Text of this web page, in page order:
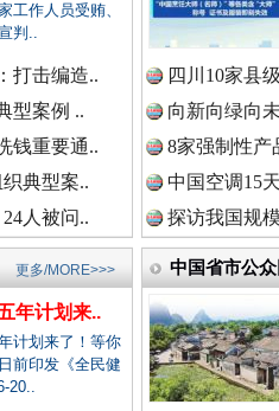
新闻网.
新闻网.
新闻网.
新闻网.
宴
工作人员受贿、
判..
打击编造..
型案例 ..
钱重要通..
典型案..
人被问..
四川10家县
向新向绿向
8家强制性产
中国空调15
探访我国规
年计划来..
计划来了！等你
前印发《全民健
20..
更多/MORE>>> 中国省市公